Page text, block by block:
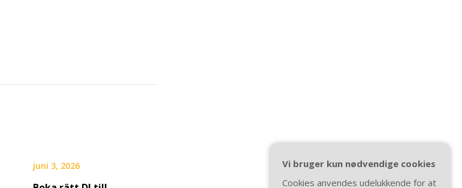
juni 3, 2026
Vi bruger kun nødvendige cookies
Cookies anvendes udelukkende for at